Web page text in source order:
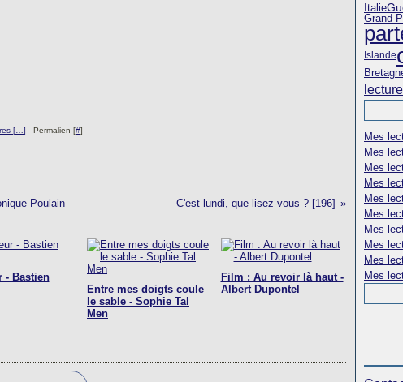
[ ] - Permalien [#]
Poulain C'est lundi, que lisez-vous ? [196]
- Bastien
Entre mes doigts coule
le sable - Sophie Tal
Men
Film : Au revoir là haut -
Albert Dupontel
Italie
Grand
Islande
Mes
Mes
Mes
Mes
Mes
Mes
Mes
Mes
Mes
Mes